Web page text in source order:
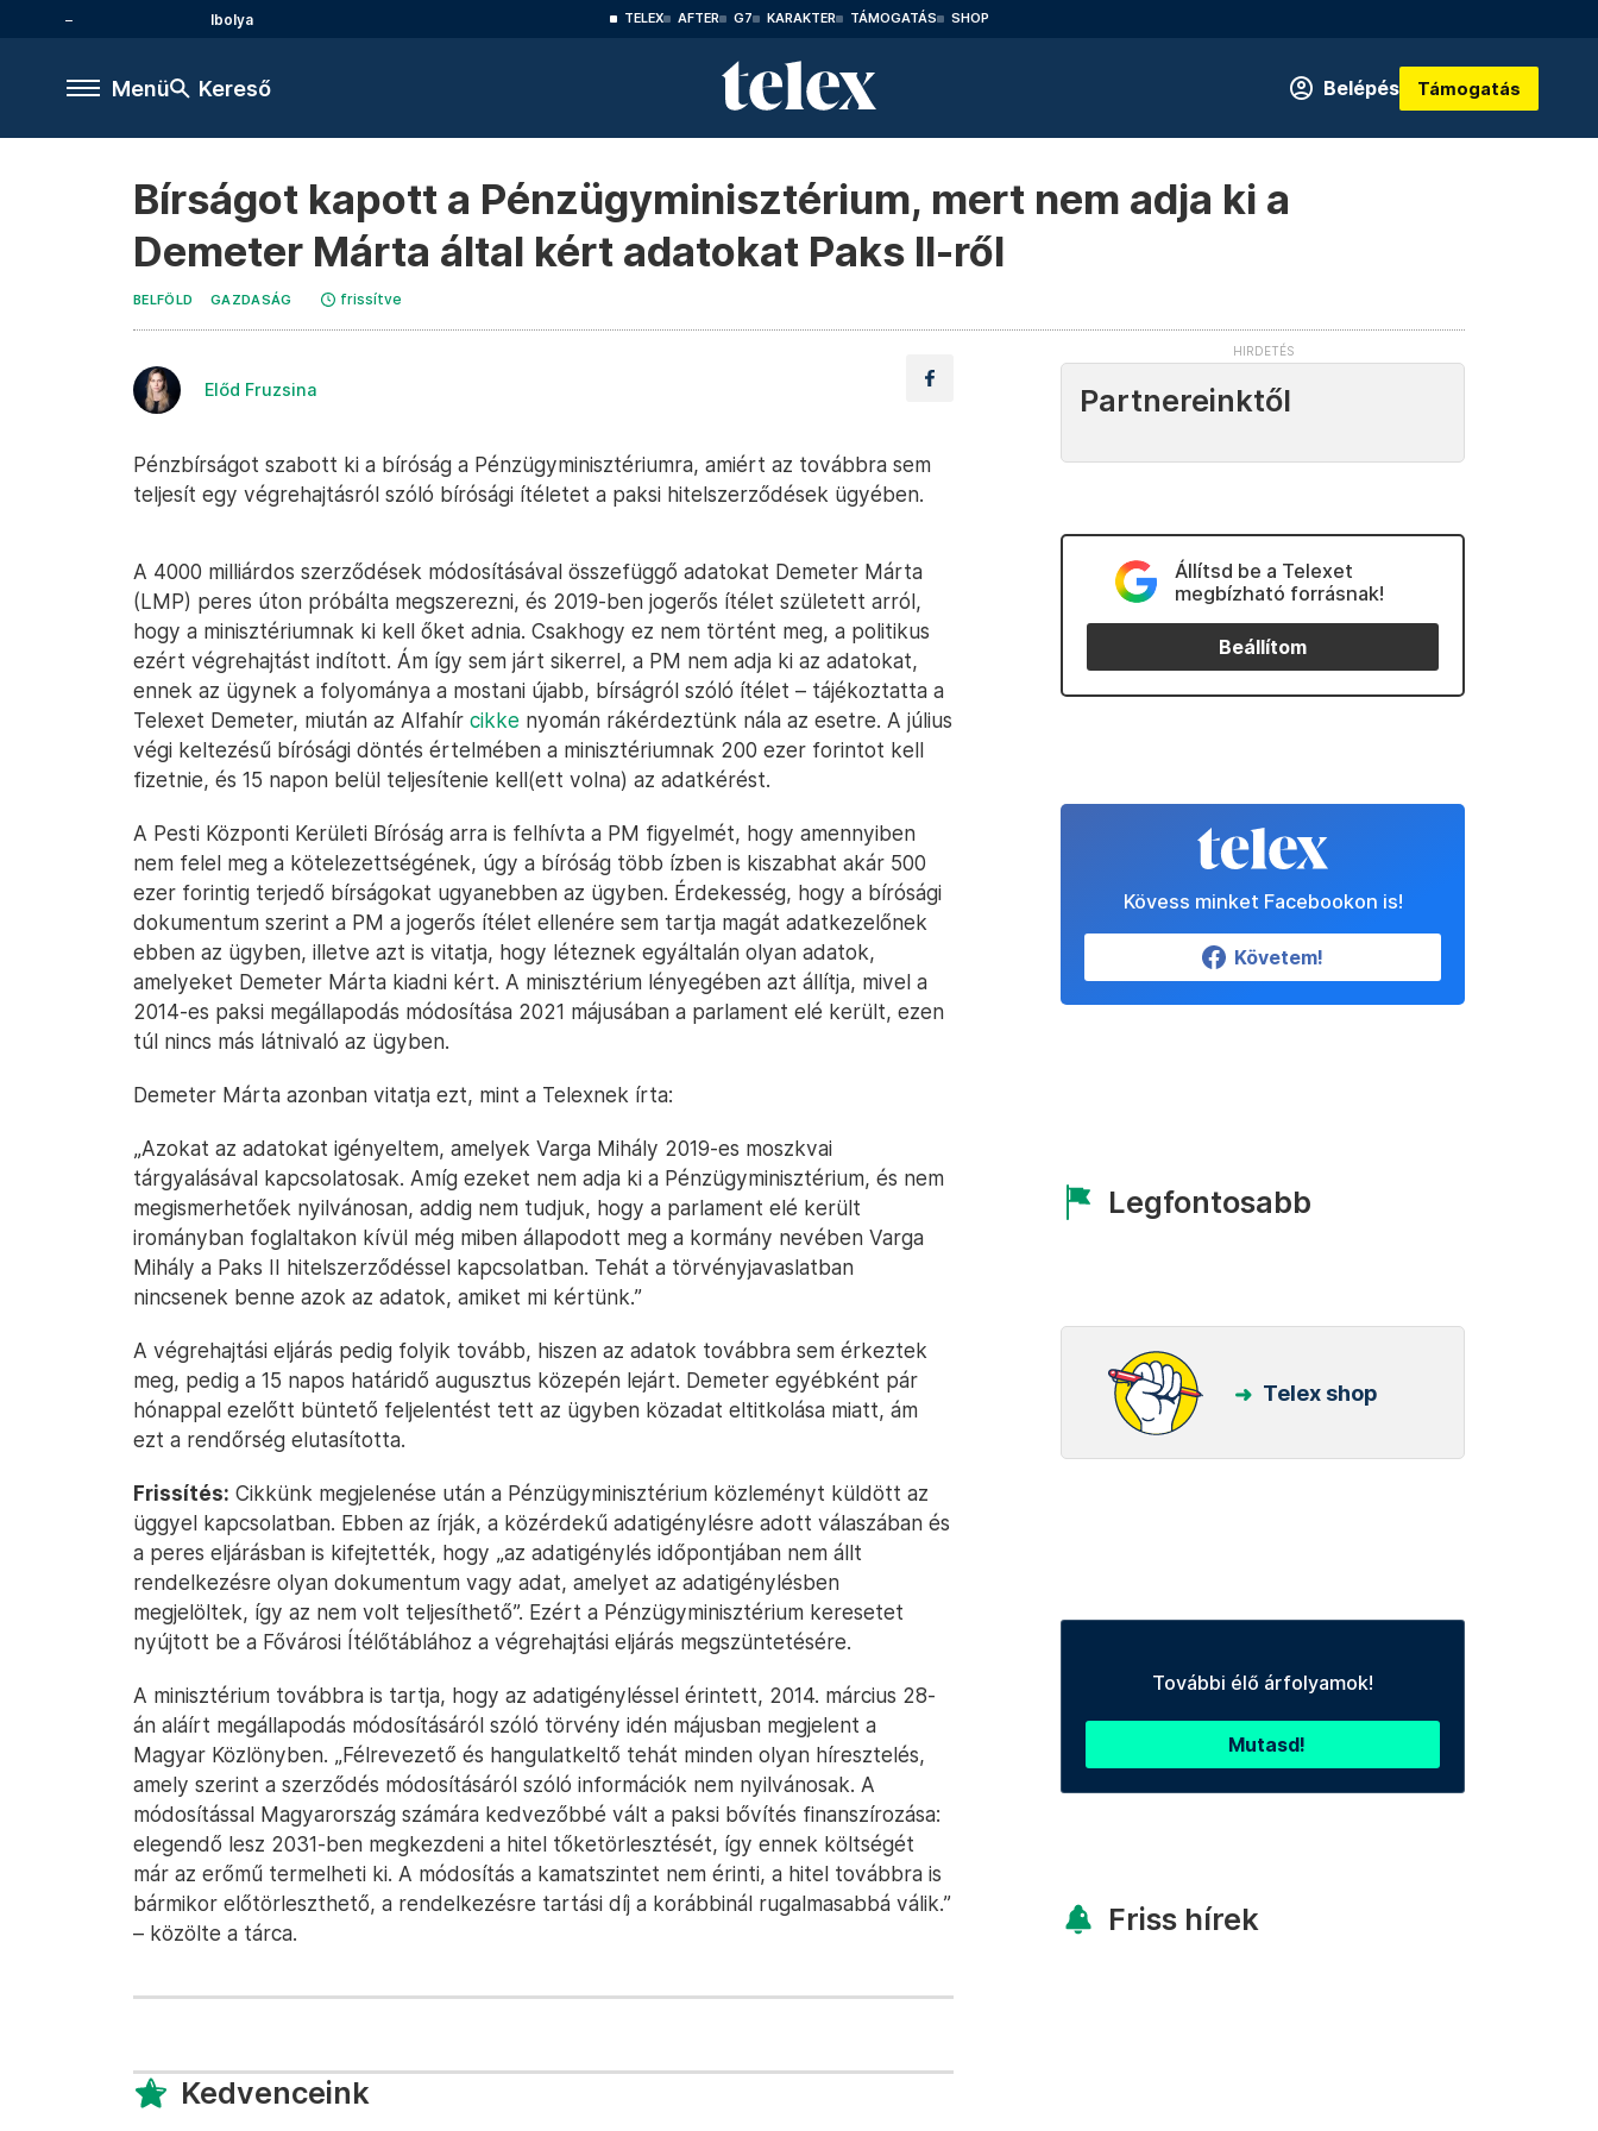
Ibolya TELEX AFTER G7 KARAKTER TÁMOGATÁS SHOP
Menü Kereső Belépés Támogatás
Bírságot kapott a Pénzügyminisztérium, mert nem adja ki a
Demeter Márta által kért adatokat Paks II-ről
BELFÖLD GAZDASÁG frissítve
Előd Fruzsina
Pénzbírságot szabott ki a bíróság a Pénzügyminisztériumra, amiért az továbbra sem
teljesít egy végrehajtásról szóló bírósági ítéletet a paksi hitelszerződések ügyében.
A 4000 milliárdos szerződések módosításával összefüggő adatokat Demeter Márta
(LMP) peres úton próbálta megszerezni, és 2019-ben jogerős ítélet született arról,
hogy a minisztériumnak ki kell őket adnia. Csakhogy ez nem történt meg, a politikus
ezért végrehajtást indított. Ám így sem járt sikerrel, a PM nem adja ki az adatokat,
ennek az ügynek a folyománya a mostani újabb, bírságról szóló ítélet – tájékoztatta a
Telexet Demeter, miután az Alfahír cikke nyomán rákérdeztünk nála az esetre. A július
végi keltezésű bírósági döntés értelmében a minisztériumnak 200 ezer forintot kell
fizetnie, és 15 napon belül teljesítenie kell(ett volna) az adatkérést.
A Pesti Központi Kerületi Bíróság arra is felhívta a PM figyelmét, hogy amennyiben
nem felel meg a kötelezettségének, úgy a bíróság több ízben is kiszabhat akár 500
ezer forintig terjedő bírságokat ugyanebben az ügyben. Érdekesség, hogy a bírósági
dokumentum szerint a PM a jogerős ítélet ellenére sem tartja magát adatkezelőnek
ebben az ügyben, illetve azt is vitatja, hogy léteznek egyáltalán olyan adatok,
amelyeket Demeter Márta kiadni kért. A minisztérium lényegében azt állítja, mivel a
2014-es paksi megállapodás módosítása 2021 májusában a parlament elé került, ezen
túl nincs más látnivaló az ügyben.
Demeter Márta azonban vitatja ezt, mint a Telexnek írta:
„Azokat az adatokat igényeltem, amelyek Varga Mihály 2019-es moszkvai
tárgyalásával kapcsolatosak. Amíg ezeket nem adja ki a Pénzügyminisztérium, és nem
megismerhetőek nyilvánosan, addig nem tudjuk, hogy a parlament elé került
irományban foglaltakon kívül még miben állapodott meg a kormány nevében Varga
Mihály a Paks II hitelszerződéssel kapcsolatban. Tehát a törvényjavaslatban
nincsenek benne azok az adatok, amiket mi kértünk.”
A végrehajtási eljárás pedig folyik tovább, hiszen az adatok továbbra sem érkeztek
meg, pedig a 15 napos határidő augusztus közepén lejárt. Demeter egyébként pár
hónappal ezelőtt büntető feljelentést tett az ügyben közadat eltitkolása miatt, ám
ezt a rendőrség elutasította.
Frissítés: Cikkünk megjelenése után a Pénzügyminisztérium közleményt küldött az
üggyel kapcsolatban. Ebben az írják, a közérdekű adatigénylésre adott válaszában és
a peres eljárásban is kifejtették, hogy „az adatigénylés időpontjában nem állt
rendelkezésre olyan dokumentum vagy adat, amelyet az adatigénylésben
megjelöltek, így az nem volt teljesíthető”. Ezért a Pénzügyminisztérium keresetet
nyújtott be a Fővárosi Ítélőtáblához a végrehajtási eljárás megszüntetésére.
A minisztérium továbbra is tartja, hogy az adatigényléssel érintett, 2014. március 28-
án aláírt megállapodás módosításáról szóló törvény idén májusban megjelent a
Magyar Közlönyben. „Félrevezető és hangulatkeltő tehát minden olyan híresztelés,
amely szerint a szerződés módosításáról szóló információk nem nyilvánosak. A
módosítással Magyarország számára kedvezőbbé vált a paksi bővítés finanszírozása:
elegendő lesz 2031-ben megkezdeni a hitel tőketörlesztését, így ennek költségét
már az erőmű termelheti ki. A módosítás a kamatszintet nem érinti, a hitel továbbra is
bármikor előtörleszthető, a rendelkezésre tartási díj a korábbinál rugalmasabbá válik.”
– közölte a tárca.
Kedvenceink
Partnereinktől
Állítsd be a Telexet
megbízható forrásnak!
Beállítom
Kövess minket Facebookon is!
Követem!
Legfontosabb
Telex shop
További élő árfolyamok!
Mutasd!
Friss hírek